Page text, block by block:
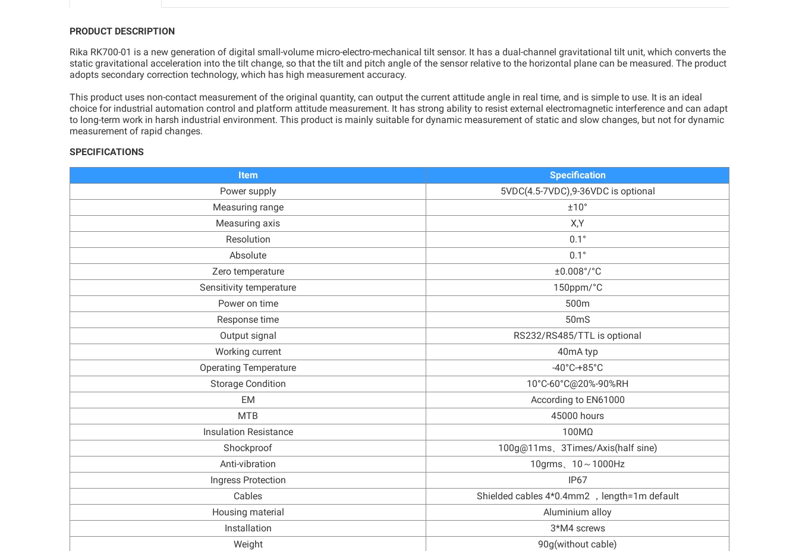
PRODUCT DESCRIPTION
Rika RK700-01 is a new generation of digital small-volume micro-electro-mechanical tilt sensor. It has a dual-channel gravitational tilt unit, which converts the
static gravitational acceleration into the tilt change, so that the tilt and pitch angle of the sensor relative to the horizontal plane can be measured. The product
adopts secondary correction technology, which has high measurement accuracy.
This product uses non-contact measurement of the original quantity, can output the current attitude angle in real time, and is simple to use. It is an ideal
choice for industrial automation control and platform attitude measurement. It has strong ability to resist external electromagnetic interference and can adapt
to long-term work in harsh industrial environment. This product is mainly suitable for dynamic measurement of static and slow changes, but not for dynamic
measurement of rapid changes.
SPECIFICATIONS
Item
Specification
Power supply
5VDC(4.5-7VDC),9-36VDC is optional
Measuring range
±10°
Measuring axis
X,Y
Resolution
0.1°
Absolute
0.1°
Zero temperature
±0.008°/°C
Sensitivity temperature
150ppm/°C
Power on time
500m
Response time
50mS
Output signal
RS232/RS485/TTL is optional
Working current
40mA typ
Operating Temperature
-40°C-+85°C
Storage Condition
10°C-60°C@20%-90%RH
EM
According to EN61000
MTB
45000 hours
Insulation Resistance
100MΩ
Shockproof
100g@11ms、3Times/Axis(half sine)
Anti-vibration
10grms、10～1000Hz
Ingress Protection
IP67
Cables
Shielded cables 4*0.4mm2 ，length=1m default
Housing material
Aluminium alloy
Installation
3*M4 screws
Weight
90g(without cable)